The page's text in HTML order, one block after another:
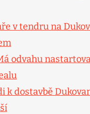
v tendru na
odvahu
k dostavbě